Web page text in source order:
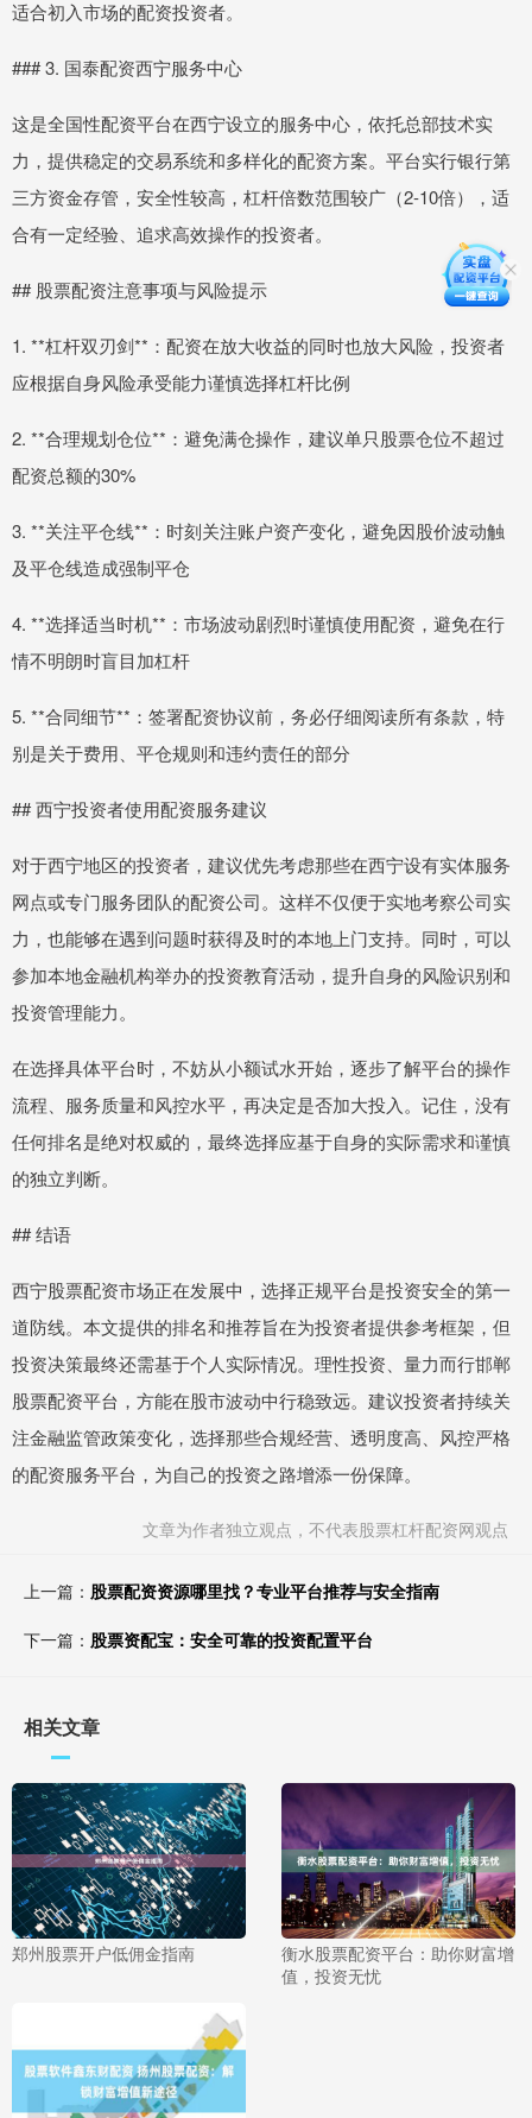
适合初入市场的配资投资者。
### 3. 国泰配资西宁服务中心
这是全国性配资平台在西宁设立的服务中心，依托总部技术实
力，提供稳定的交易系统和多样化的配资方案。平台实行银行第
三方资金存管，安全性较高，杠杆倍数范围较广（2-10倍），适
合有一定经验、追求高效操作的投资者。
## 股票配资注意事项与风险提示
1. **杠杆双刃剑**：配资在放大收益的同时也放大风险，投资者
应根据自身风险承受能力谨慎选择杠杆比例
2. **合理规划仓位**：避免满仓操作，建议单只股票仓位不超过
配资总额的30%
3. **关注平仓线**：时刻关注账户资产变化，避免因股价波动触
及平仓线造成强制平仓
4. **选择适当时机**：市场波动剧烈时谨慎使用配资，避免在行
情不明朗时盲目加杠杆
5. **合同细节**：签署配资协议前，务必仔细阅读所有条款，特
别是关于费用、平仓规则和违约责任的部分
## 西宁投资者使用配资服务建议
对于西宁地区的投资者，建议优先考虑那些在西宁设有实体服务
网点或专门服务团队的配资公司。这样不仅便于实地考察公司实
力，也能够在遇到问题时获得及时的本地上门支持。同时，可以
参加本地金融机构举办的投资教育活动，提升自身的风险识别和
投资管理能力。
在选择具体平台时，不妨从小额试水开始，逐步了解平台的操作
流程、服务质量和风控水平，再决定是否加大投入。记住，没有
任何排名是绝对权威的，最终选择应基于自身的实际需求和谨慎
的独立判断。
## 结语
西宁股票配资市场正在发展中，选择正规平台是投资安全的第一
道防线。本文提供的排名和推荐旨在为投资者提供参考框架，但
投资决策最终还需基于个人实际情况。理性投资、量力而行邯郸
股票配资平台，方能在股市波动中行稳致远。建议投资者持续关
注金融监管政策变化，选择那些合规经营、透明度高、风控严格
的配资服务平台，为自己的投资之路增添一份保障。
文章为作者独立观点，不代表股票杠杆配资网观点
上一篇： 股票配资资源哪里找？专业平台推荐与安全指南
下一篇： 股票资配宝：安全可靠的投资配置平台
相关文章
郑州股票开户低佣金指南
衡水股票配资平台：助你财富增
值，投资无忧